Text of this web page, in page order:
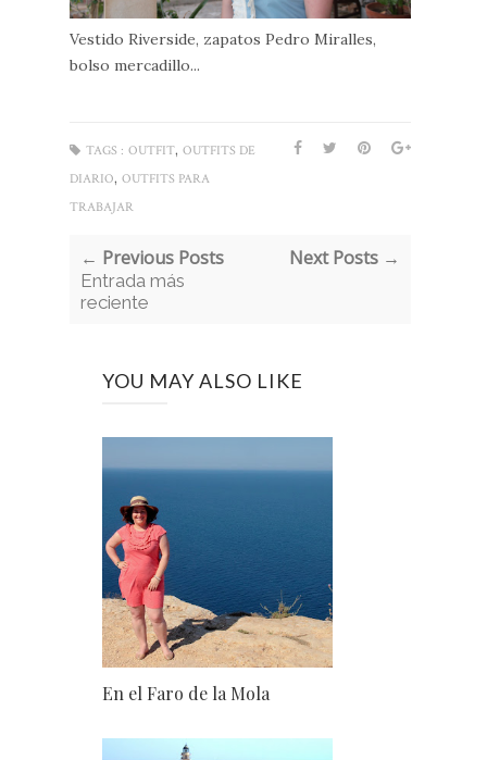
Vestido Riverside, zapatos Pedro Miralles,
bolso mercadillo...
TAGS : OUTFIT, OUTFITS DE
DIARIO, OUTFITS PARA
TRABAJAR
← Previous Posts
Entrada más
reciente
Next Posts →
YOU MAY ALSO LIKE
En el Faro de la Mola